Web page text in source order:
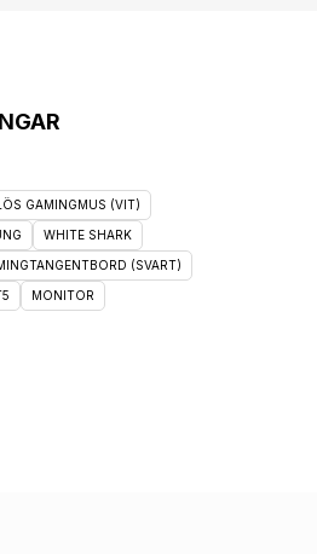
GAMINGMUS (VIT)
WHITE SHARK
(SVART)
MONITOR